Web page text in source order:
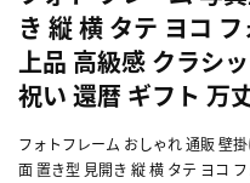
き 縦 横 タテ ヨコ
上品 高級感 クラシ
祝い 還暦 ギフト 万
フォトフレーム おしゃれ 通販 壁
面 置き型 見開き 縦 横 タテ ヨコ